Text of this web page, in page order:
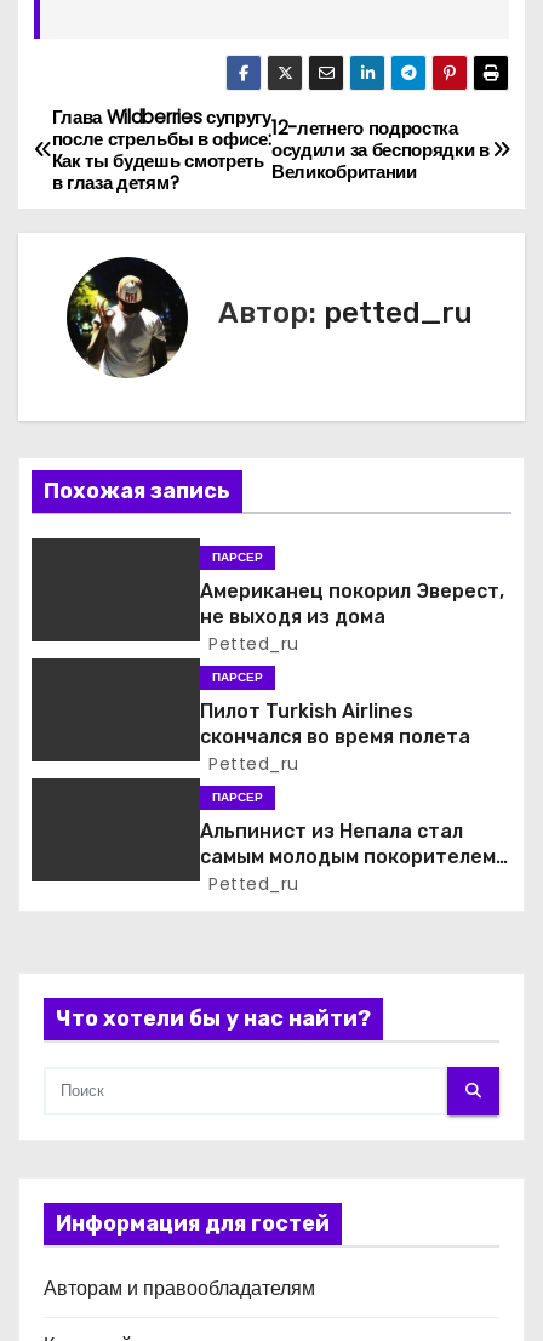
Н
а
в
ц
и
я
о
п
с
м
12-летнего подростка
осудили за беспорядки в
Великобритании
Глава Wildberries супругу
после стрельбы в офисе:
Как ты будешь смотреть
в глаза детям?
Автор: petted_ru
Похожая запись
ПАРСЕР
Американец покорил Эверест,
не выходя из дома
Petted_ru
ПАРСЕР
Пилот Turkish Airlines
скончался во время полета
Petted_ru
ПАРСЕР
Альпинист из Непала стал
самым молодым покорителем
всех 14 высочайших вершин
Petted_ru
Что хотели бы у нас найти?
Информация для гостей
Авторам и правообладателям